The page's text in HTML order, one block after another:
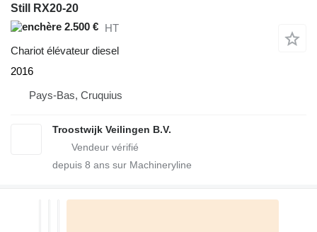
Still RX20-20
2.500 € HT
Chariot élévateur diesel
2016
Pays-Bas, Cruquius
Troostwijk Veilingen B.V.
depuis 8 ans sur Machineryline